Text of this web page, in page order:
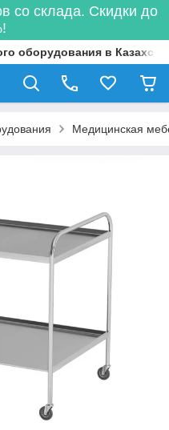
со склада. Скидки до
оборудования в
Медицинская